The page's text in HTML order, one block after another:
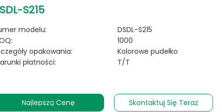
S215
modelu:
DSDL-S215
1000
opakowania:
Kolorowe pudełko
płatności:
T/T
Najlepszą Cenę Skontaktuj Się Teraz